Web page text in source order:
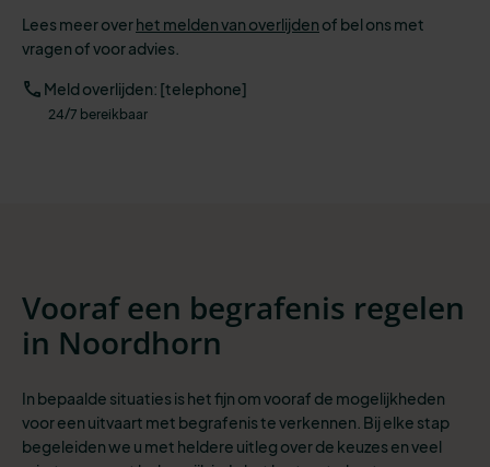
Lees meer overhet melden van overlijden of bel ons met
vragen of voor advies.
Meld overlijden: [telephone]
24/7 bereikbaar
Vooraf een begrafenis regelen
in Noordhorn
In bepaalde situaties is het fijn om vooraf de mogelijkheden
voor een uitvaart met begrafenis te verkennen. Bij elke stap
begeleiden we u met heldere uitleg over de keuzes en veel